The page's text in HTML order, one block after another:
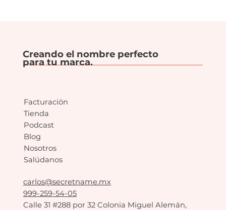
Creando el nombre perfecto
para tu marca.
carlos@secretname.mx
999-259-54-05
Calle 31 #288 por 32 Colonia Miguel Alemán,
Facturación
Tienda
Podcast
Blog
Nosotros
Salúdanos